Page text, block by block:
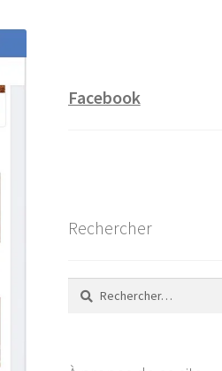
Facebook
Rechercher
Rechercher :